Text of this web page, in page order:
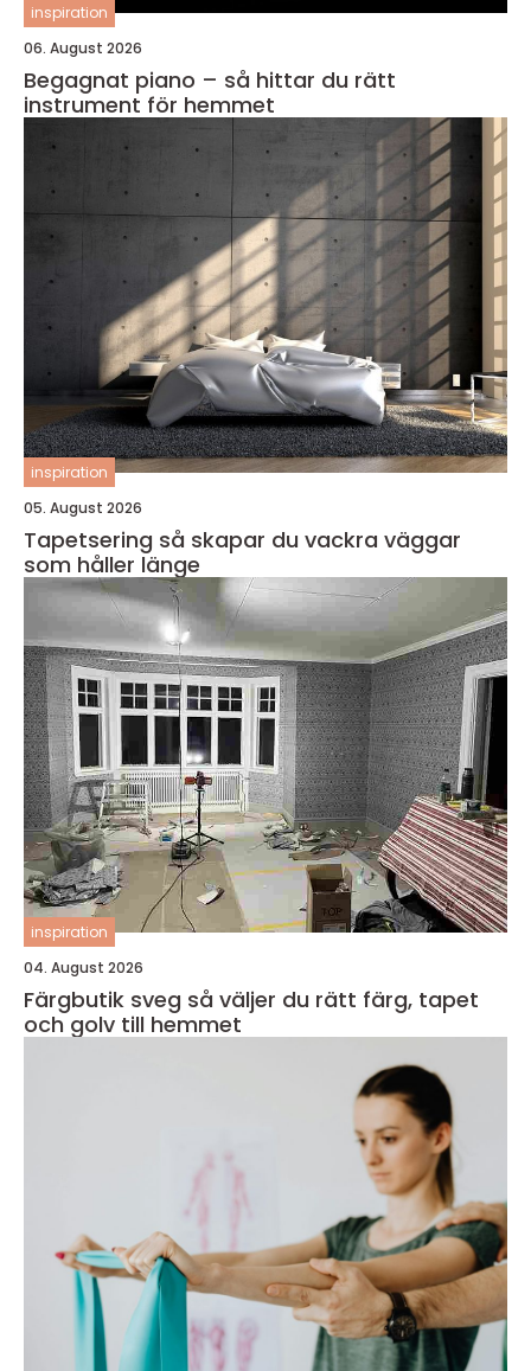
inspiration
06. August 2026
Begagnat piano – så hittar du rätt
instrument för hemmet
inspiration
05. August 2026
Tapetsering så skapar du vackra väggar
som håller länge
inspiration
04. August 2026
Färgbutik sveg så väljer du rätt färg, tapet
och golv till hemmet